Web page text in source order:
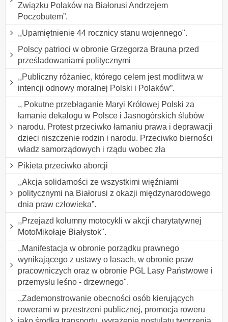
Związku Polaków na Białorusi Andrzejem
Poczobutem”.
,,Upamiętnienie 44 rocznicy stanu wojennego".
Polscy patrioci w obronie Grzegorza Brauna przed
prześladowaniami politycznymi
,,Publiczny różaniec, którego celem jest modlitwa w
intencji odnowy moralnej Polski i Polaków”.
,, Pokutne przebłaganie Maryi Królowej Polski za
łamanie dekalogu w Polsce i Jasnogórskich ślubów
narodu. Protest przeciwko łamaniu prawa i deprawacji
dzieci niszczenie rodzin i narodu. Przeciwko bierności
władz samorządowych i rządu wobec zła
Pikieta przeciwko aborcji
,,Akcja solidarności ze wszystkimi więźniami
politycznymi na Białorusi z okazji międzynarodowego
dnia praw człowieka”.
,,Przejazd kolumny motocykli w akcji charytatywnej
MotoMikołaje Białystok".
,,Manifestacja w obronie porządku prawnego
wynikającego z ustawy o lasach, w obronie praw
pracowniczych oraz w obronie PGL Lasy Państwowe i
przemysłu leśno - drzewnego".
,,Zademonstrowanie obecności osób kierujących
rowerami w przestrzeni publicznej, promocja roweru